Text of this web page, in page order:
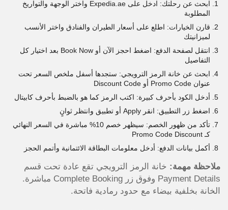
ابحث عن رحلتك: ادخل على Expedia.ae واختر الوجهة والتواريخ
المطلوبة
قارن الخيارات: اطلع على أسعار الطيران والفنادق واختر الأنسب
لميزانيتك
انتقل لصفحة الدفع: اضغط احجز الآن أو Book Now بعد اختيار كل
التفاصيل
ابحث عن خانة الرمز الترويجي: ستجدها أسفل ملخص السعر تحت
عنوان Promo Code أو Discount Code
أدخل الكود بأحرف كبيرة: اكتب الرمز كما هو بالضبط بأحرف كابيتال
اضغط زر التطبيق: انقر Apply أو تطبيق وانتظر ثوانٍ
تأكد من ظهور الخصم: سيظهر خصم 10% مباشرة في السعر النهائي
كـ Promo Code Discount
أكمل بيانات الدفع: أدخل معلومات البطاقة الائتمانية وأتمم الحجز
ملاحظة مهمة: خانة الرمز الترويجي تقع عادة تحت قسم
Payment Details وفوق زر Complete Booking مباشرة.
الخانة بخلفية بيضاء مع حدود رمادية فاتحة.